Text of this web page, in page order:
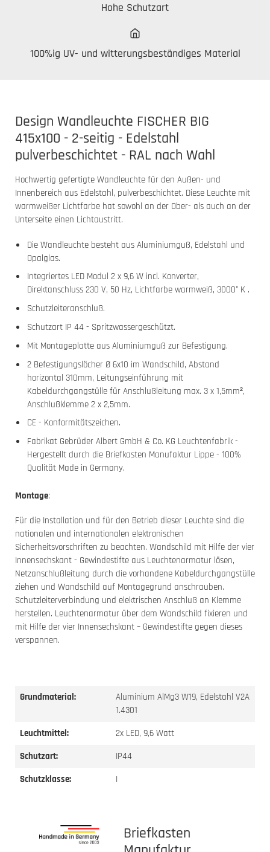
Hohe Schutzart
100%ig UV- und witterungsbeständiges Material
Design Wandleuchte FISCHER BIG
415x100 - 2-seitig - Edelstahl
pulverbeschichtet - RAL nach Wahl
Hochwertig gefertigte Wandleuchte für den Außen- und
Innenbereich aus Edelstahl, pulverbeschichtet. Diese Leuchte mit
warmweißer Lichtfarbe hat sowohl an der Ober- als auch an der
Unterseite einen Lichtaustritt.
Die Wandleuchte besteht aus Aluminiumguß, Edelstahl und
Opalglas.
Integriertes LED Modul 2 x 9,6 W incl. Konverter,
Direktanschluss 230 V, 50 Hz, Lichtfarbe warmweiß, 3000° K .
Schutzleiteranschluß.
Schutzart IP 44 - Spritzwassergeschützt.
Mit Montageplatte aus Aluminiumguß zur Befestigung.
2 Befestigungslöcher Ø 6x10 im Wandschild, Abstand
horizontal 310mm, Leitungseinführung mit
Kabeldurchgangstülle für Anschlußleitung max. 3 x 1,5mm²,
Anschlußklemme 2 x 2,5mm.
CE - Konformitätszeichen.
Fabrikat Gebrüder Albert GmbH & Co. KG Leuchtenfabrik -
Hergestellt durch die Briefkasten Manufaktur Lippe - 100%
Qualität Made in Germany.
Montage:
Für die Installation und für den Betrieb dieser Leuchte sind die
nationalen und internationalen elektronischen
Sicherheitsvorschriften zu beachten. Wandschild mit Hilfe der vier
Innensechskant - Gewindestifte aus Leuchtenarmatur lösen,
Netzanschlußleitung durch die vorhandene Kabeldurchgangstülle
ziehen und Wandschild auf Montagegrund anschrauben.
Schutzleiterverbindung und elektrischen Anschluß an Klemme
herstellen. Leuchtenarmatur über dem Wandschild fixieren und
mit Hilfe der vier Innensechskant – Gewindestifte gegen dieses
verspannen.
Grundmaterial:
Aluminium AlMg3 W19, Edelstahl V2A
1.4301
Leuchtmittel:
2x LED, 9,6 Watt
Schutzart:
IP44
Schutzklasse:
I
Briefkasten